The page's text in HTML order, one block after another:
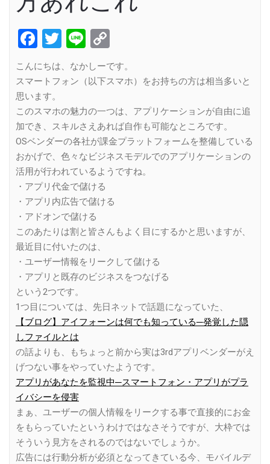
Facebook
Twitter
Line
Link
こんにちは、なかしーです。
スマートフォン（以下スマホ）をお持ちの方は相当多いと
思います。
このスマホの魅力の一つは、アプリケーションが自由に追
加でき、スキルさえあれば自作も可能なところです。
OSベンダーの各社が課金プラットフォームを整備している
おかげで、色々なビジネスモデルでのアプリケーションの
活用が行われているようですね。
・アプリ代金で儲ける
・アプリ内広告で儲ける
・アドオンで儲ける
このあたりは割と皆さんもよく目にするかと思いますが、
最近目に付いたのは、
・ユーザー情報をリークして儲ける
・アプリと既存のビジネスをつなげる
という2つです。
1つ目については、先日ネットで話題になっていた、
【ブログ】アイフォーンは何でも知っている─発覚した隠
しファイルとは
の話よりも、もちょっと前から実は3rdアプリベンダーがえ
げつない事をやっていたようです。
アプリがあなたを監視中─スマートフォン・アプリがプラ
イバシーを侵害
まぁ、ユーザーの個人情報をリークする事で直接的にお金
をもらっていたというわけではなさそうですが、大枠では
そういう見方をされるのではないでしょうか。
広告には行動分析が必須となってきている今、モバイルデ